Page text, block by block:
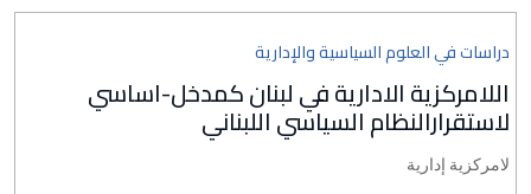
دراسات في العلوم السياسية والإدارية
اللامركزية الادارية في لبنان كمدخل-اساسي
لاستقرارالنظام السياسي اللبناني
لامركزية إدارية